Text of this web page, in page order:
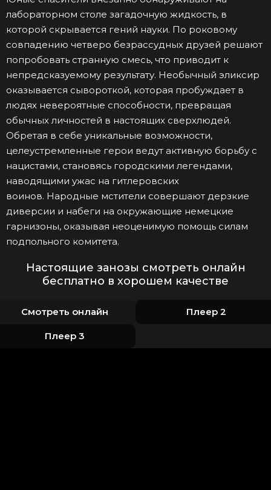
лабораторном столе загадочную жидкость, в
которой скрывается гений науки. По роковому
совпадению четверо безрассудных друзей решают
попробовать странную смесь, что приводит к
непредсказуемому результату. Необычный эликсир
оказывается сывороткой, которая пробуждает в
людях невероятные способности, превращая
обычных личностей в настоящих сверхлюдей.
Обретая в себе уникальные возможности,
целеустремленные герои ведут активную борьбу с
нацистами, становясь городскими легендами,
наводящими ужас на гитлеровских
воинов. Народные мстители совершают дерзкие
диверсии и набеги на окружающие немецкие
гарнизоны, оказывая неоценимую помощь силам
подпольного комитета.
Настоящие занозы смотреть онлайн
бесплатно в хорошем качестве
Смотреть онлайн Плеер 2
Плеер 3